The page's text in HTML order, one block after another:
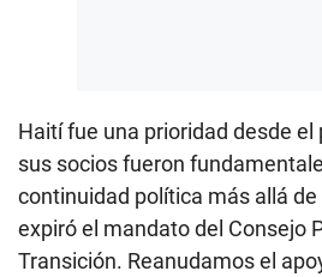
Haití fue una prioridad desde el
sus socios fueron
continuidad política más allá
expiró el mandato del Consejo
Transición. Reanudamos el